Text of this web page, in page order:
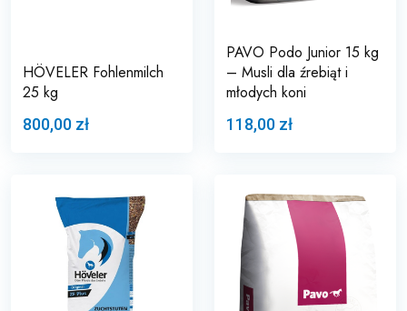
HÖVELER Fohlenmilch
25 kg
800,00 zł
PAVO Podo Junior 15 kg
– Musli dla źrebiąt i
młodych koni
118,00 zł